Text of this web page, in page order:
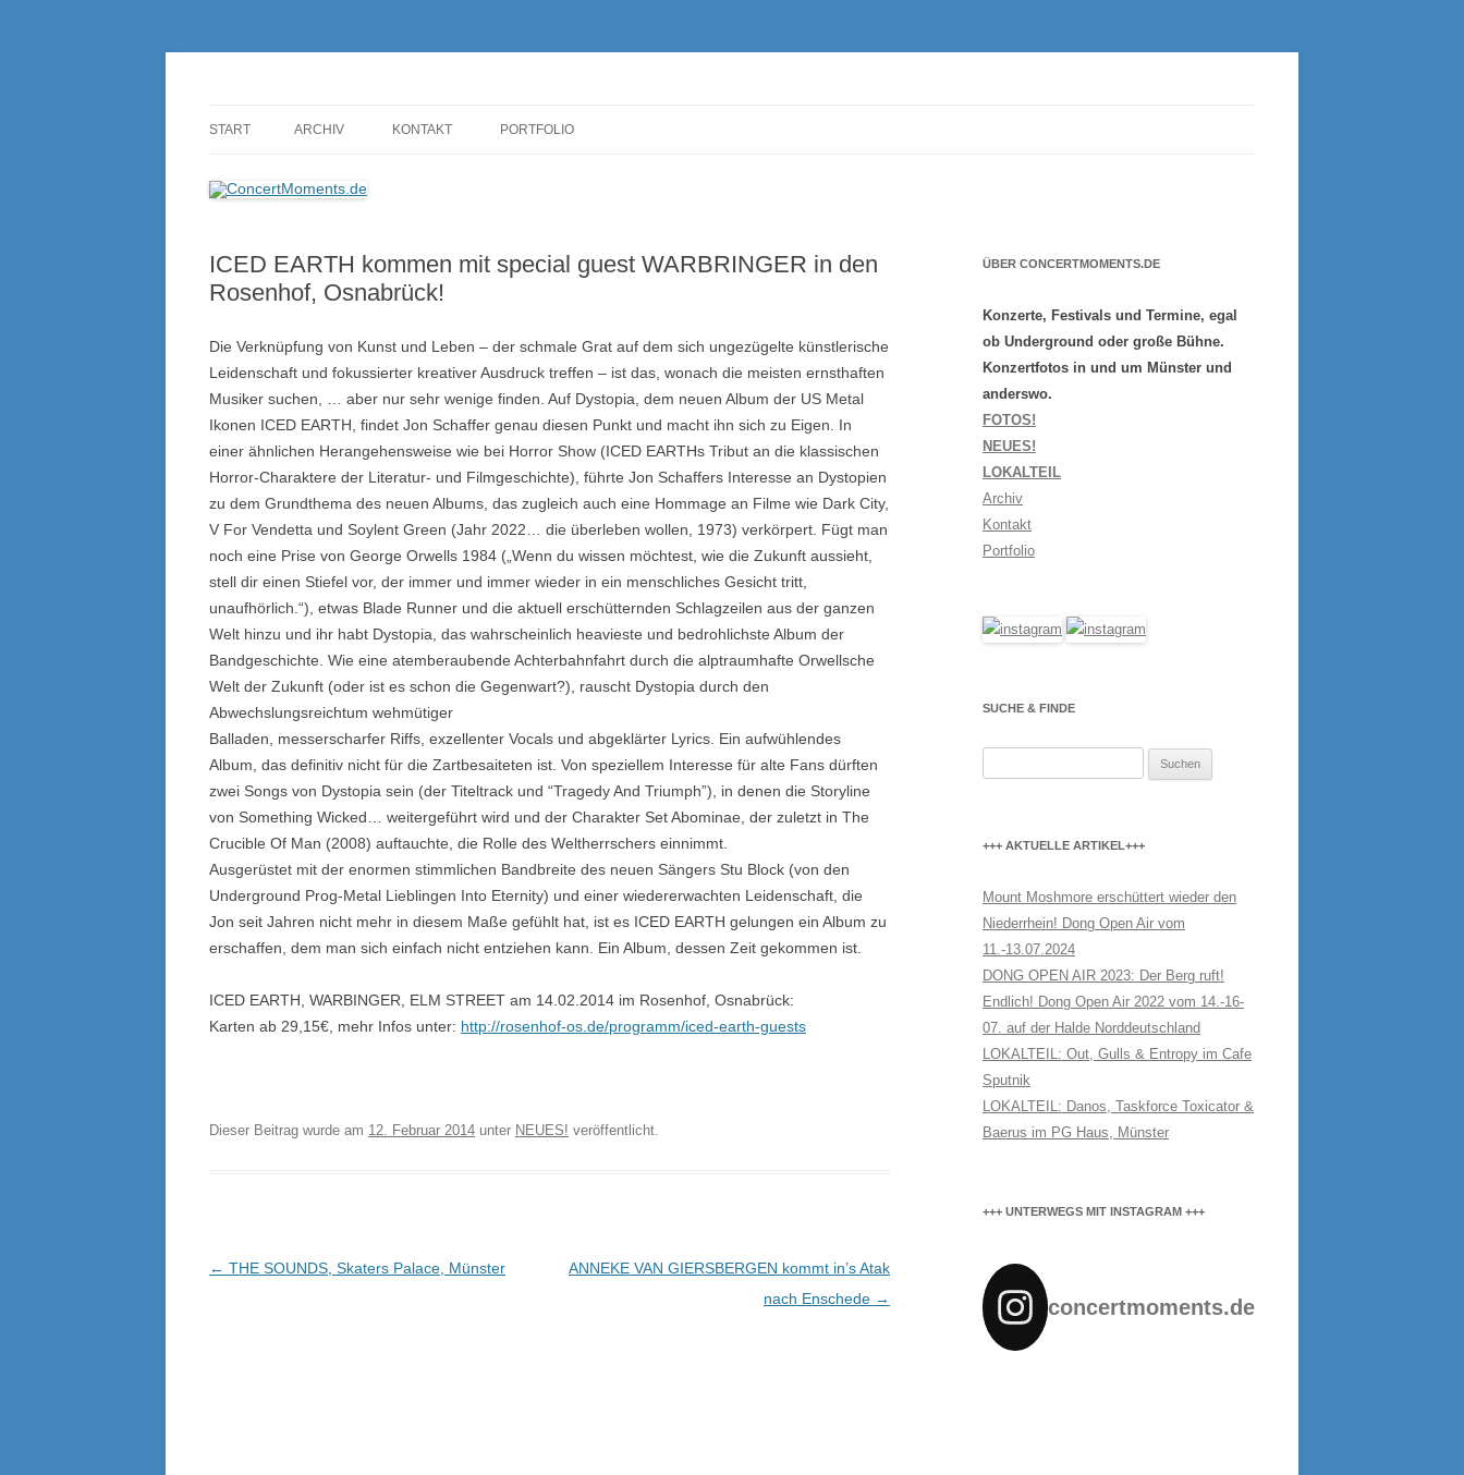
START ARCHIV KONTAKT PORTFOLIO
ICED EARTH kommen mit special guest WARBRINGER in den
Rosenhof, Osnabrück!
Die Verknüpfung von Kunst und Leben – der schmale Grat auf dem sich ungezügelte künstlerische
Leidenschaft und fokussierter kreativer Ausdruck treffen – ist das, wonach die meisten ernsthaften
Musiker suchen, … aber nur sehr wenige finden. Auf Dystopia, dem neuen Album der US Metal
Ikonen ICED EARTH, findet Jon Schaffer genau diesen Punkt und macht ihn sich zu Eigen. In
einer ähnlichen Herangehensweise wie bei Horror Show (ICED EARTHs Tribut an die klassischen
Horror-Charaktere der Literatur- und Filmgeschichte), führte Jon Schaffers Interesse an Dystopien
zu dem Grundthema des neuen Albums, das zugleich auch eine Hommage an Filme wie Dark City,
V For Vendetta und Soylent Green (Jahr 2022… die überleben wollen, 1973) verkörpert. Fügt man
noch eine Prise von George Orwells 1984 („Wenn du wissen möchtest, wie die Zukunft aussieht,
stell dir einen Stiefel vor, der immer und immer wieder in ein menschliches Gesicht tritt,
unaufhörlich.“), etwas Blade Runner und die aktuell erschütternden Schlagzeilen aus der ganzen
Welt hinzu und ihr habt Dystopia, das wahrscheinlich heavieste und bedrohlichste Album der
Bandgeschichte. Wie eine atemberaubende Achterbahnfahrt durch die alptraumhafte Orwellsche
Welt der Zukunft (oder ist es schon die Gegenwart?), rauscht Dystopia durch den
Abwechslungsreichtum wehmütiger
Balladen, messerscharfer Riffs, exzellenter Vocals und abgeklärter Lyrics. Ein aufwühlendes
Album, das definitiv nicht für die Zartbesaiteten ist. Von speziellem Interesse für alte Fans dürften
zwei Songs von Dystopia sein (der Titeltrack und “Tragedy And Triumph”), in denen die Storyline
von Something Wicked… weitergeführt wird und der Charakter Set Abominae, der zuletzt in The
Crucible Of Man (2008) auftauchte, die Rolle des Weltherrschers einnimmt.
Ausgerüstet mit der enormen stimmlichen Bandbreite des neuen Sängers Stu Block (von den
Underground Prog-Metal Lieblingen Into Eternity) und einer wiedererwachten Leidenschaft, die
Jon seit Jahren nicht mehr in diesem Maße gefühlt hat, ist es ICED EARTH gelungen ein Album zu
erschaffen, dem man sich einfach nicht entziehen kann. Ein Album, dessen Zeit gekommen ist.
ICED EARTH, WARBINGER, ELM STREET am 14.02.2014 im Rosenhof, Osnabrück:
Karten ab 29,15€, mehr Infos unter: http://rosenhof-os.de/programm/iced-earth-guests
Dieser Beitrag wurde am 12. Februar 2014 unter NEUES! veröffentlicht.
Beitragsnavigation
← THE SOUNDS, Skaters Palace, Münster
ANNEKE VAN GIERSBERGEN kommt in’s Atak
nach Enschede →
ÜBER CONCERTMOMENTS.DE
Konzerte, Festivals und Termine, egal
ob Underground oder große Bühne.
Konzertfotos in und um Münster und
anderswo.
FOTOS!
NEUES!
LOKALTEIL
Archiv
Kontakt
Portfolio
SUCHE & FINDE
+++ AKTUELLE ARTIKEL+++
Mount Moshmore erschüttert wieder den
Niederrhein! Dong Open Air vom
11.-13.07.2024
DONG OPEN AIR 2023: Der Berg ruft!
Endlich! Dong Open Air 2022 vom 14.-16-
07. auf der Halde Norddeutschland
LOKALTEIL: Out, Gulls & Entropy im Cafe
Sputnik
LOKALTEIL: Danos, Taskforce Toxicator &
Baerus im PG Haus, Münster
+++ UNTERWEGS MIT INSTAGRAM +++
concertmoments.de